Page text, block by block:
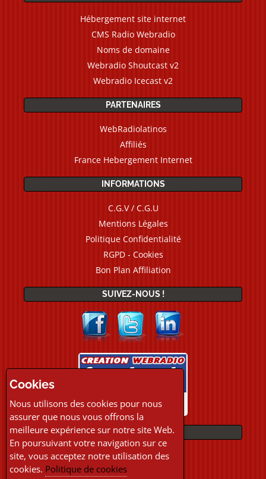
Hébergement site internet
CMS Radio Webradio
Noms de domaine
Webradio Shoutcast v2
Webradio Icecast v2
PARTENAIRES
WebRadiolatinos
Affiliés
France Hebergement Internet
INFORMATIONS
C.G.V / C.G.U
Mentions Légales
Politique Confidentialité
RGPD - Cookies
Bon Plan Affiliation
SUIVEZ-NOUS !
PAIEMENTS
Cookies
Nous utilisons des cookies pour nous
assurer que nous vous offrons la
meilleure expérience sur notre site Web.
En poursuivant votre navigation sur ce
site, vous acceptez notre utilisation des
cookies. Politique de cookies